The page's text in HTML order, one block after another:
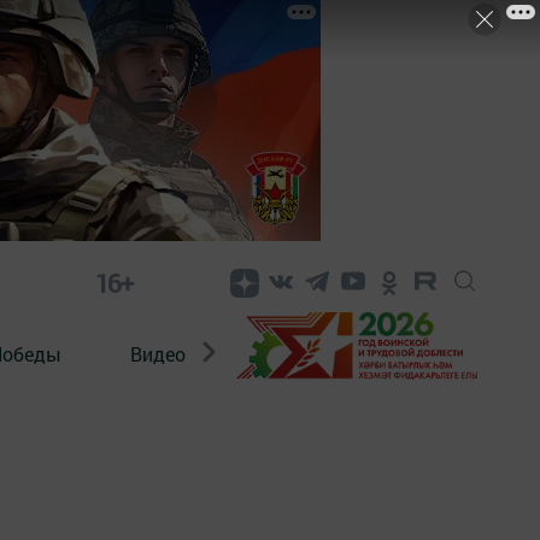
16+
Видео Конкурсы ЭтноДети